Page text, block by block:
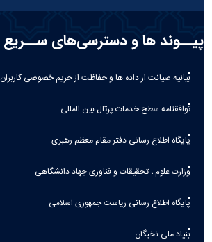
پیــوند ها و دسترسی‌های ســریع
بیانیه صيانت از داده ها و حفاظت از حريم خصوصی كاربران
توافقنامه سطح خدمات پرتال بین المللی
پایگاه اطلاع رسانی دفتر مقام معظم رهبری
وزارت علوم ، تحقیقات و فناوری جهاد دانشگاهی
پایگاه اطلاع رسانی ریاست جمهوری اسلامی
بنیاد ملی نخبگان